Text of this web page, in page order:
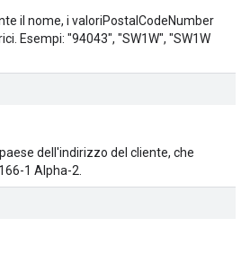
il nome, i valoriPostalCodeNumber
Esempi: "94043", "SW1W", "SW1W
dell'indirizzo del cliente, che
1 Alpha-2.